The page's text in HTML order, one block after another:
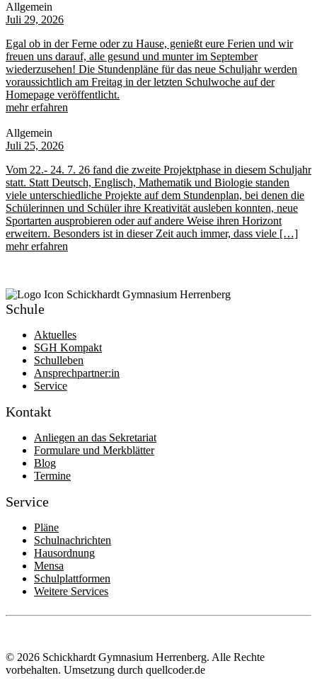
Allgemein
Juli 29, 2026
Egal ob in der Ferne oder zu Hause, genießt eure Ferien und wir
freuen uns darauf, alle gesund und munter im September
wiederzusehen! Die Stundenpläne für das neue Schuljahr werden
voraussichtlich am Freitag in der letzten Schulwoche auf der
Homepage veröffentlicht.
mehr erfahren
Allgemein
Juli 25, 2026
Vom 22.- 24. 7. 26 fand die zweite Projektphase in diesem Schuljahr
statt. Statt Deutsch, Englisch, Mathematik und Biologie standen
viele unterschiedliche Projekte auf dem Stundenplan, bei denen die
Schülerinnen und Schüler ihre Kreativität ausleben konnten, neue
Sportarten ausprobieren oder auf andere Weise ihren Horizont
erweitern. Besonders ist in dieser Zeit auch immer, dass viele […]
mehr erfahren
Schule
Aktuelles
SGH Kompakt
Schulleben
Ansprechpartner:in
Service
Kontakt
Anliegen an das Sekretariat
Formulare und Merkblätter
Blog
Termine
Service
Pläne
Schulnachrichten
Hausordnung
Mensa
Schulplattformen
Weitere Services
© 2026 Schickhardt Gymnasium Herrenberg. Alle Rechte
vorbehalten. Umsetzung durch quellcoder.de